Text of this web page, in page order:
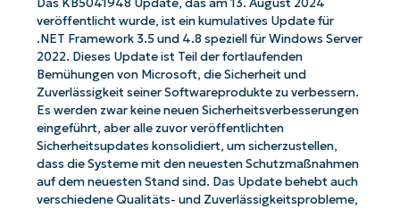
Das KB5041948 Update, das am 13. August 2024
veröffentlicht wurde, ist ein kumulatives Update für
.NET Framework 3.5 und 4.8 speziell für Windows Server
2022. Dieses Update ist Teil der fortlaufenden
Bemühungen von Microsoft, die Sicherheit und
Zuverlässigkeit seiner Softwareprodukte zu verbessern.
Es werden zwar keine neuen Sicherheitsverbesserungen
eingeführt, aber alle zuvor veröffentlichten
Sicherheitsupdates konsolidiert, um sicherzustellen,
dass die Systeme mit den neuesten Schutzmaßnahmen
auf dem neuesten Stand sind. Das Update behebt auch
verschiedene Qualitäts- und Zuverlässigkeitsprobleme,